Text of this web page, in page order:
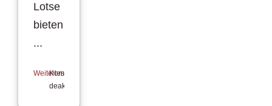
Lotse
bieten
...
Weiterlesen
Kommentare
deaktiviert